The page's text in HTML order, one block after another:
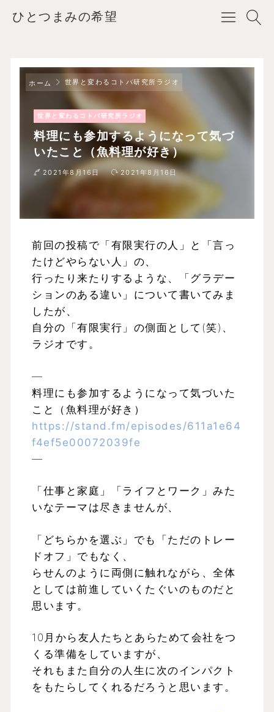
ひとつまみの希望
ホーム 世界と変わるコトバ研究所ラジオ
世界と変わるコトバ研究所ラジオ
料理にも参加するようになって気づ
いたこと（魚料理が好き）
2021年8月16日 2021年8月16日
前回の投稿で「有限実行の人」と「言っ
たけどやらない人」の、
行ったり来たりするような、「グラデー
ションのある違い」について書いてみま
したが、
自分の「有限実行」の側面として(笑)、
ラジオです。
—
料理にも参加するようになって気づいた
こと（魚料理が好き）
https://stand.fm/episodes/611a1e64
f4ef5e00072039fe
—
「仕事と家庭」「ライフとワーク」みた
いなテーマは尽きませんが、
「どちらかを選ぶ」でも「ただのトレー
ドオフ」でもなく、
らせんのように両側に触れながら、全体
としては前進していくたぐいのものだと
思います。
10月から友人たちとあらためて会社をつ
くる準備をしていますが、
それもまた自分の人生に次のインパクト
をもたらしてくれるだろうと思います。